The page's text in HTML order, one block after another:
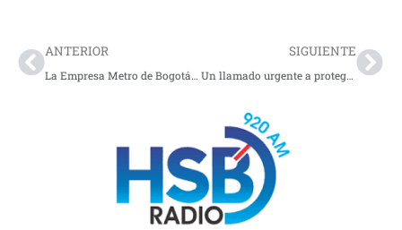
ANTERIOR
La Empresa Metro de Bogotá incorpora la perspectiva de género para mitigar el acoso
SIGUIENTE
Un llamado urgente a proteger las especies nativas de la capital